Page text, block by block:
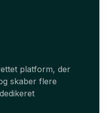
platform, der
skaber flere